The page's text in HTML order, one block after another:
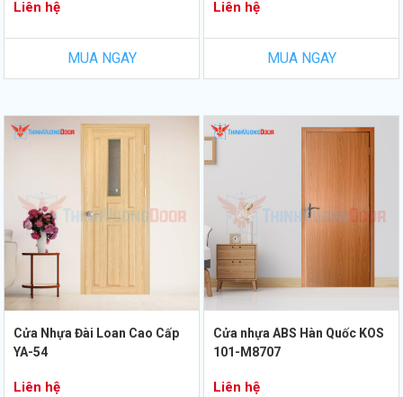
Liên hệ
MUA NGAY
Liên hệ
MUA NGAY
Cửa Nhựa Đài Loan Cao Cấp
YA-54
Liên hệ
Cửa nhựa ABS Hàn Quốc KOS
101-M8707
Liên hệ